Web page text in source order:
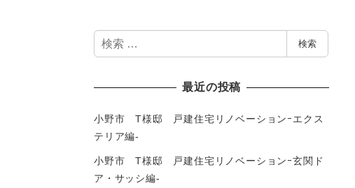
検
索
検索
最近の投稿
小野市 T様邸 戸建住宅リノベーションｰエクス
テリア編-
小野市 T様邸 戸建住宅リノベーションｰ玄関ド
ア・サッシ編-